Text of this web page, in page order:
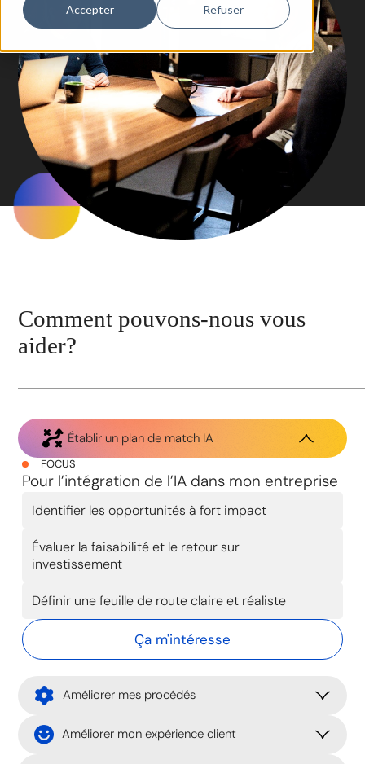
Accepter Refuser
Comment pouvons-nous vous
aider?
Établir un plan de match IA
FOCUS
Pour l’intégration de l’IA dans mon entreprise
Identifier les opportunités à fort impact
Évaluer la faisabilité et le retour sur
investissement
Définir une feuille de route claire et réaliste
Ça m'intéresse
Améliorer mes procédés
Améliorer mon expérience client